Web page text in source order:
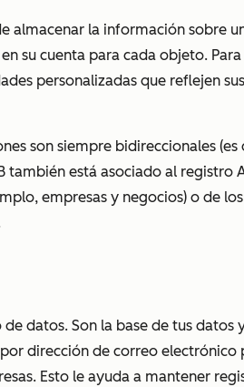
almacenar la información sobre
su cuenta para cada objeto. Para
personalizadas que reflejen sus
son siempre bidireccionales (es
también está asociado al registro
empresas y negocios) o de los
datos. Son la base de tus datos
por dirección de correo electrónico
Esto le ayuda a mantener